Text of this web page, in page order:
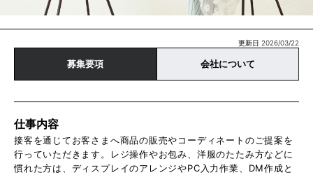
更新日 2026/03/22
募集要項 会社について
仕事内容
接客を通じてお客さまへ商品の販売やコーディネートのご提案を
行っていただきます。レジ操作やお包み、洋服のたたみ方などに
慣れた方は、ディスプレイのアレンジやPC入力作業、DM作成と